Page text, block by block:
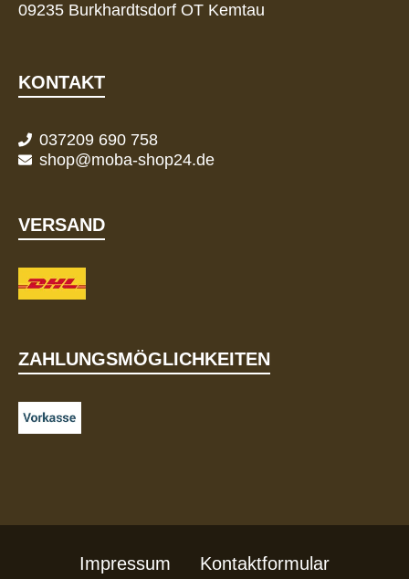
09235 Burkhardtsdorf OT Kemtau
KONTAKT
037209 690 758
shop@moba-shop24.de
VERSAND
ZAHLUNGSMÖGLICHKEITEN
Impressum Kontaktformular